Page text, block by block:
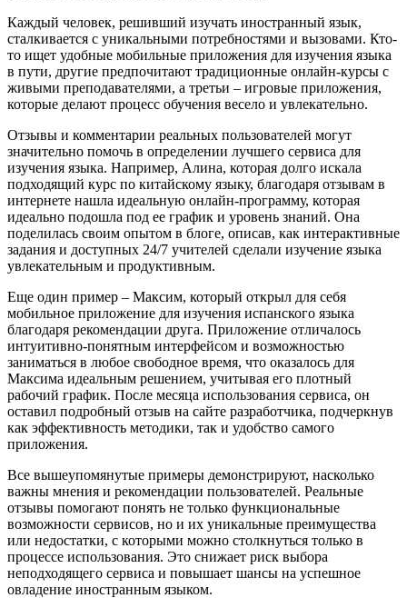
Каждый человек, решивший изучать иностранный язык,
сталкивается с уникальными потребностями и вызовами. Кто-
то ищет удобные мобильные приложения для изучения языка
в пути, другие предпочитают традиционные онлайн-курсы с
живыми преподавателями, а третьи – игровые приложения,
которые делают процесс обучения весело и увлекательно.
Отзывы и комментарии реальных пользователей могут
значительно помочь в определении лучшего сервиса для
изучения языка. Например, Алина, которая долго искала
подходящий курс по китайскому языку, благодаря отзывам в
интернете нашла идеальную онлайн-программу, которая
идеально подошла под ее график и уровень знаний. Она
поделилась своим опытом в блоге, описав, как интерактивные
задания и доступных 24/7 учителей сделали изучение языка
увлекательным и продуктивным.
Еще один пример – Максим, который открыл для себя
мобильное приложение для изучения испанского языка
благодаря рекомендации друга. Приложение отличалось
интуитивно-понятным интерфейсом и возможностью
заниматься в любое свободное время, что оказалось для
Максима идеальным решением, учитывая его плотный
рабочий график. После месяца использования сервиса, он
оставил подробный отзыв на сайте разработчика, подчеркнув
как эффективность методики, так и удобство самого
приложения.
Все вышеупомянутые примеры демонстрируют, насколько
важны мнения и рекомендации пользователей. Реальные
отзывы помогают понять не только функциональные
возможности сервисов, но и их уникальные преимущества
или недостатки, с которыми можно столкнуться только в
процессе использования. Это снижает риск выбора
неподходящего сервиса и повышает шансы на успешное
овладение иностранным языком.